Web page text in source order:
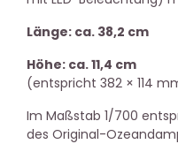
Länge: ca. 38,2 cm
Höhe: ca. 11,4 cm
(entspricht 382 × 114
Im Maßstab 1/700
des Original-